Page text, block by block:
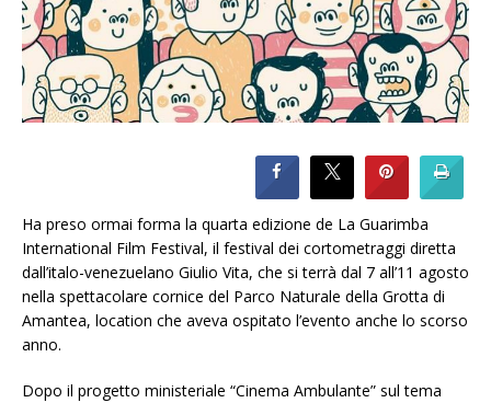
Ha preso ormai forma la quarta edizione de La Guarimba
International Film Festival, il festival dei cortometraggi diretta
dall’italo-venezuelano Giulio Vita, che si terrà dal 7 all’11 agosto
nella spettacolare cornice del Parco Naturale della Grotta di
Amantea, location che aveva ospitato l’evento anche lo scorso
anno.
Dopo il progetto ministeriale “Cinema Ambulante” sul tema